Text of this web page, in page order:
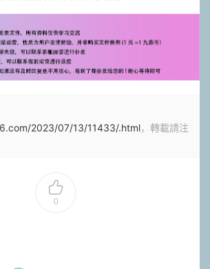
2023/07/13/11433/.html，轉載請注
0